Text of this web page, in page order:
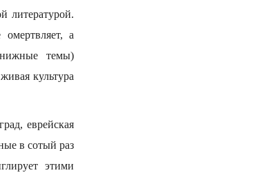
литературой.
омертвляет, а
темы)
культура
еврейская
в сотый раз
этими